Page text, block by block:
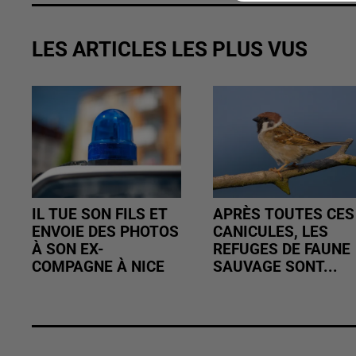
LES ARTICLES LES PLUS VUS
IL TUE SON FILS ET
ENVOIE DES PHOTOS
À SON EX-
COMPAGNE À NICE
APRÈS TOUTES CES
CANICULES, LES
REFUGES DE FAUNE
SAUVAGE SONT...